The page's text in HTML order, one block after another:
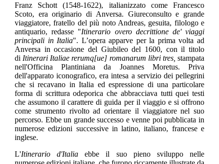
Franz Schott (1548-1622), italianizzato come Francesco
Scoto, era originario di Anversa. Giureconsulto e grande
viaggiatore, fratello del più noto Andreas, gesuita, filologo e
antiquario, redasse "Itinerario overo decrittione de' viaggi
principali in Italia". L’opera apparve per la prima volta ad
Anversa in occasione del Giubileo del 1600, con il titolo
di Itinerari Italiae rerumq[ue] romanarum libri tres, stampata
nell'Officina Plantiniana da Joannes Moretus. Priva
dell'apparato iconografico, era intesa a servizio dei pellegrini
che si recavano in Italia ed espressione di una particolare
forma di scrittura odeporica che abbracciava tutti quei testi
che assumono il carattere di guida per il viaggio e si offrono
come strumento rivolto ad orientare il viaggiatore nel suo
percorso. Ebbe un grande successo e venne poi pubblicata in
numerose edizioni successive in latino, italiano, francese e
inglese.
L'Itinerario d'Italiaebbe il suo pieno sviluppo nelle